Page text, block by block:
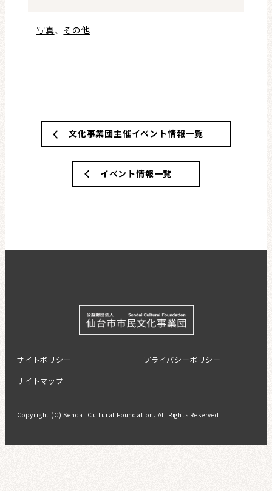
写真、 その他
文化事業団主催イベント情報一覧
イベント情報一覧
サイトポリシー プライバシーポリシー
サイトマップ
Copyright (C) Sendai Cultural Foundation. All Rights Reserved.